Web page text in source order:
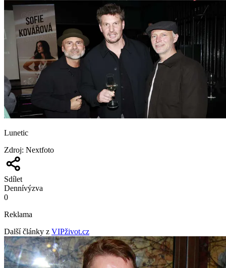
Lunetic
Zdroj: Nextfoto
Sdílet
Dennívýzva
0
Reklama
Další články z VIPživot.cz